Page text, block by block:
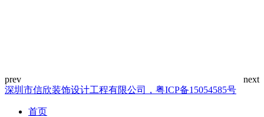
深圳市信欣装饰设计工程有限公司，粤ICP备15054585号
首页